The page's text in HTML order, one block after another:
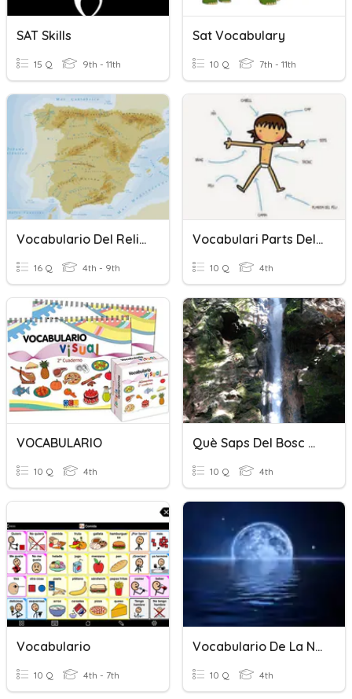
SAT Skills
15 Q 9th - 11th
Sat Vocabulary
10 Q 7th - 11th
Vocabulario Del Relieve
16 Q 4th - 9th
Vocabulari Parts Del Cos
10 Q 4th
VOCABULARIO
10 Q 4th
Què Saps Del Bosc Del Salt Des Freu?
10 Q 4th
Vocabulario
10 Q 4th - 7th
Vocabulario De La Noche Llego Del Mar
10 Q 4th